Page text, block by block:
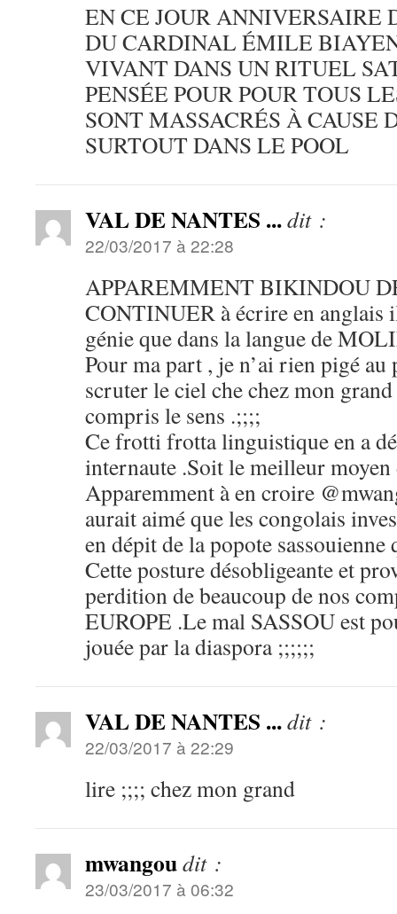
EN CE JOUR ANNIVERSAIRE
DU CARDINAL ÉMILE
VIVANT DANS UN RITUEL
PENSÉE POUR POUR TOUS
SONT MASSACRÉS À CAUSE
SURTOUT DANS LE POOL
VAL DE NANTES ...dit :
22/03/2017 à 22:28
APPAREMMENT BIKINDOU
CONTINUER à écrire en anglais
génie que dans la langue de
Pour ma part , je n’ai rien pigé
scruter le ciel che chez mon
compris le sens .;;;;
Ce frotti frotta linguistique en a
internaute .Soit le meilleur
Apparemment à en croire
aurait aimé que les congolais
en dépit de la popote sassouienne
Cette posture désobligeante et
perdition de beaucoup de nos
EUROPE .Le mal SASSOU est
jouée par la diaspora ;;;;;;
VAL DE NANTES ...dit :
22/03/2017 à 22:29
lire ;;;; chez mon grand
mwangoudit :
23/03/2017 à 06:32